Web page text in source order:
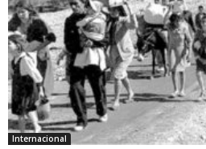
Internacional